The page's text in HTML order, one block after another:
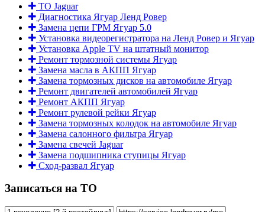
ТО Jaguar
Диагностика Ягуар Ленд Ровер
Замена цепи ГРМ Ягуар 5.0
Установка видеорегистратора на Ленд Ровер и Ягуар
Установка Apple TV на штатный монитор
Ремонт тормозной системы Ягуар
Замена масла в АКПП Ягуар
Замена тормозных дисков на автомобиле Ягуар
Ремонт двигателей автомобилей Ягуар
Ремонт АКПП Ягуар
Ремонт рулевой рейки Ягуар
Замена тормозных колодок на автомобиле Ягуар
Замена салонного фильтра Ягуар
Замена свечей Jaguar
Замена подшипника ступицы Ягуар
Сход-развал Ягуар
Записаться на ТО